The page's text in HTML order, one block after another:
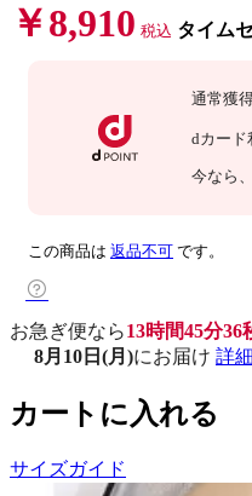
￥8,910 税込 タイム
通常獲
dカード
今なら
この商品は 返品不可 です。
お急ぎ便なら13時間45分35
8月10日(月)にお届け 詳細
カートに入れる
サイズガイド